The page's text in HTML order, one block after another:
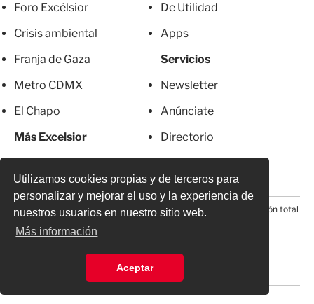
Utilizamos cookies propias y de terceros para
personalizar y mejorar el uso y la experiencia de
nuestros usuarios en nuestro sitio web.
Más información
Aceptar
Foro Excélsior
Crisis ambiental
Franja de Gaza
Metro CDMX
El Chapo
Más Excelsior
De Utilidad
Apps
Servicios
Newsletter
Anúnciate
Directorio
© 2026 Todos los derechos reservados. Prohibida la reproducción total
o parcial, incluyendo cualquier medio electrónico*